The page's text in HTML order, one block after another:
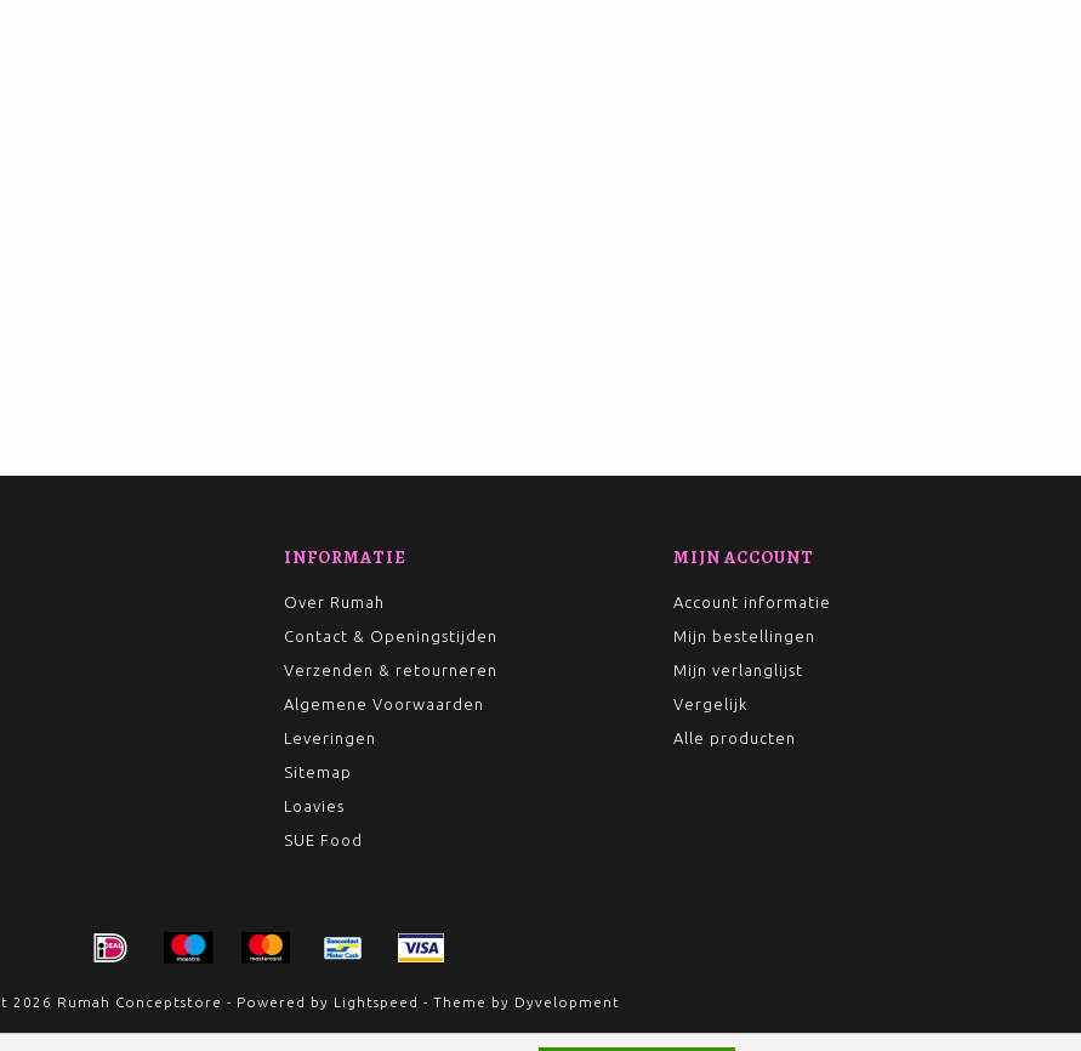
INFORMATIE
Over Rumah
Contact & Openingstijden
Verzenden & retourneren
Algemene Voorwaarden
Leveringen
Sitemap
Loavies
SUE Food
MIJN ACCOUNT
Account informatie
Mijn bestellingen
Mijn verlanglijst
Vergelijk
Alle producten
2026 Rumah Conceptstore - Powered by Lightspeed - Theme by Dyvelopment